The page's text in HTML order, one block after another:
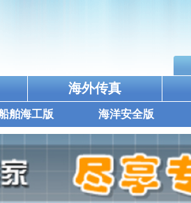
海外传真
舶海工版 海洋安全版